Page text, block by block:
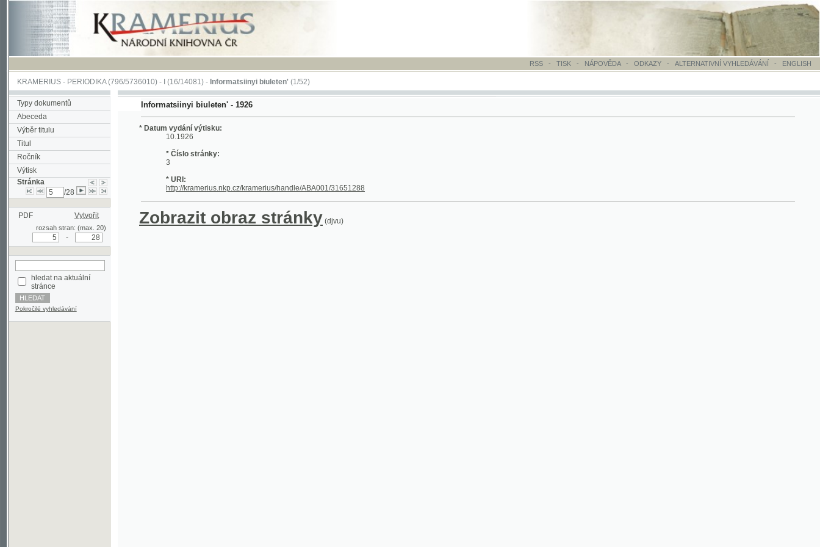
RSS - TISK-NÁPOVĚDA - ODKAZY - ALTERNATIVNÍ VYHLEDÁVÁNÍ- ENGLISH
KRAMERIUS-PERIODIKA(796/5736010) -I(16/14081) -Informatsiinyi biuleten'(1/52)
Typy dokumentů
Abeceda
Výběr titulu
Titul
Ročník
Výtisk
Stránka
PDF Vytvořit
rozsah stran: (max. 20)
stránce
Pokročilé vyhledávání
Informatsiinyi biuleten' - 1926
* Datum vydání výtisku:
10.1926
* Číslo stránky:
* URI:
Zobrazit obraz stránky(djvu)